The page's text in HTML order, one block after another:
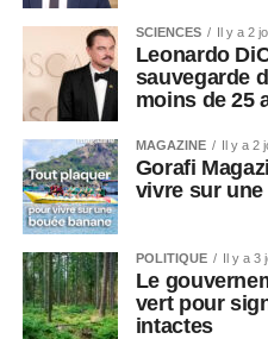
SCIENCES Il y a 2
Leonardo
sauvegarde
moins de 25
MAGAZINE Il y a 2
Gorafi
vivre sur
POLITIQUE Il y a 3
Le
vert pour
intactes